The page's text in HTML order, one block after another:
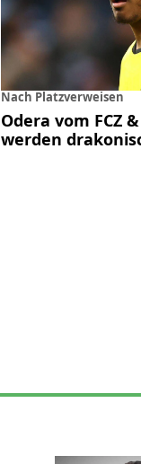
Nach Platzverweisen
Odera vom FCZ
werden